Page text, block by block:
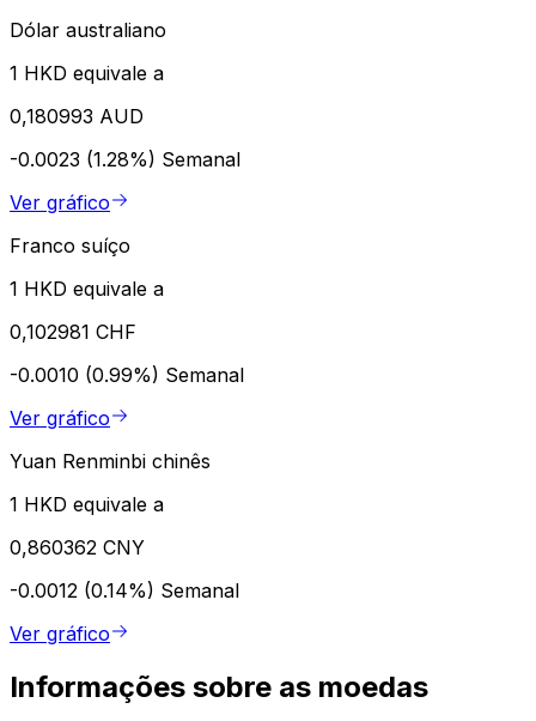
Dólar australiano
1 HKD equivale a
0,180993 AUD
-0.0023 (1.28%) Semanal
Ver gráfico
Franco suíço
1 HKD equivale a
0,102981 CHF
-0.0010 (0.99%) Semanal
Ver gráfico
Yuan Renminbi chinês
1 HKD equivale a
0,860362 CNY
-0.0012 (0.14%) Semanal
Ver gráfico
Informações sobre as moedas